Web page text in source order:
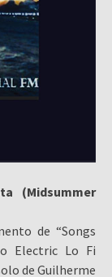
(Midsummer
de “Songs
Electric Lo Fi
de Guilherme